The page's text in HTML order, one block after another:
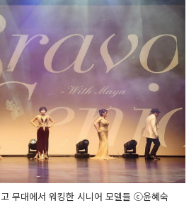
무대에서 워킹한 시니어 모델들 ⓒ윤혜숙